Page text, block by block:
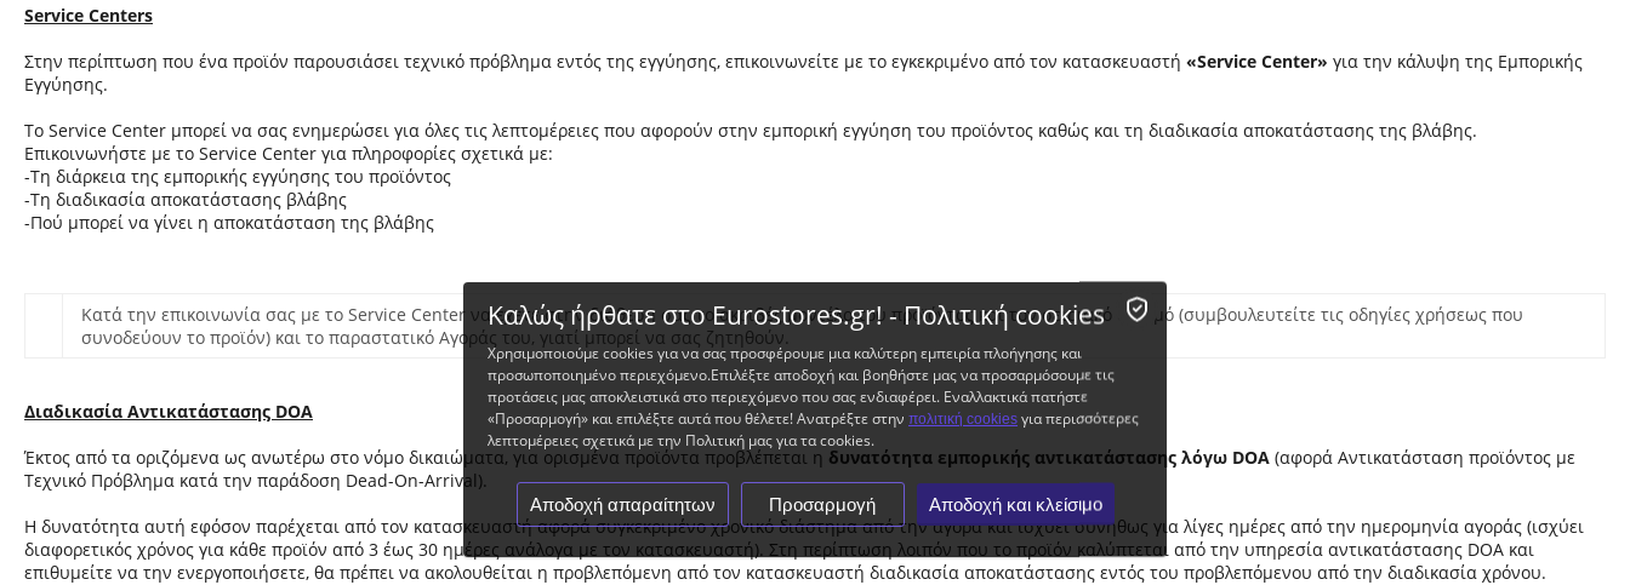
Service Centers
Στην περίπτωση που ένα προϊόν παρουσιάσει τεχνικό πρόβλημα εντός της εγγύησης, επικοινωνείτε με το εγκεκριμένο από τον κατασκευαστή «Service Center» για την κάλυψη της Εμπορικής
Εγγύησης.
Το Service Center μπορεί να σας ενημερώσει για όλες τις λεπτομέρειες που αφορούν στην εμπορική εγγύηση του προϊόντος καθώς και τη διαδικασία αποκατάστασης της βλάβης.
Επικοινωνήστε με το Service Center για πληροφορίες σχετικά με:
-Τη διάρκεια της εμπορικής εγγύησης του προϊόντος
-Τη διαδικασία αποκατάστασης βλάβης
-Πού μπορεί να γίνει η αποκατάσταση της βλάβης
Kατά την επικοινωνία σας με το Service Center να έχετε στην διάθεση σας το ακριβές μοντέλο του προϊόντος και τον σειριακό αριθμό (συμβουλευτείτε τις οδηγίες χρήσεως που
συνοδεύουν το προϊόν) και το παραστατικό Αγοράς του, γιατί μπορεί να σας ζητηθούν.
Διαδικασία Αντικατάστασης DOA
Έκτος από τα οριζόμενα ως ανωτέρω στο νόμο δικαιώματα, για oρισμένα προϊόντα προβλέπεται η δυνατότητα εμπορικής αντικατάστασης λόγω DOA (αφορά Αντικατάσταση προϊόντος με
Τεχνικό Πρόβλημα κατά την παράδοση Dead-On-Arrival).
Η δυνατότητα αυτή εφόσον παρέχεται από τον κατασκευαστή αφορά συγκεκριμένο χρονικό διάστημα από την αγορά και ισχύει συνήθως για λίγες ημέρες από την ημερομηνία αγοράς (ισχύει
διαφορετικός χρόνος για κάθε προϊόν από 3 έως 30 ημέρες ανάλογα με τον κατασκευαστή). Στη περίπτωση λοιπόν που το προϊόν καλύπτεται από την υπηρεσία αντικατάστασης DOA και
επιθυμείτε να την ενεργοποιήσετε, θα πρέπει να ακολουθείται η προβλεπόμενη από τον κατασκευαστή διαδικασία αποκατάστασης εντός του προβλεπόμενου από την διαδικασία χρόνου.
Καλώς ήρθατε στο Eurostores.gr! - Πολιτική cookies
Χρησιμοποιούμε cookies για να σας προσφέρουμε μια καλύτερη εμπειρία πλοήγησης και
προσωποποιημένο περιεχόμενο.Επιλέξτε αποδοχή και βοηθήστε μας να προσαρμόσουμε τις
προτάσεις μας αποκλειστικά στο περιεχόμενο που σας ενδιαφέρει. Εναλλακτικά πατήστε
«Προσαρμογή» και επιλέξτε αυτά που θέλετε! Ανατρέξτε στην πολιτική cookies για περισσότερες
λεπτομέρειες σχετικά με την Πολιτική μας για τα cookies.
Αποδοχή απαραίτητων Προσαρμογή Αποδοχή και κλείσιμο